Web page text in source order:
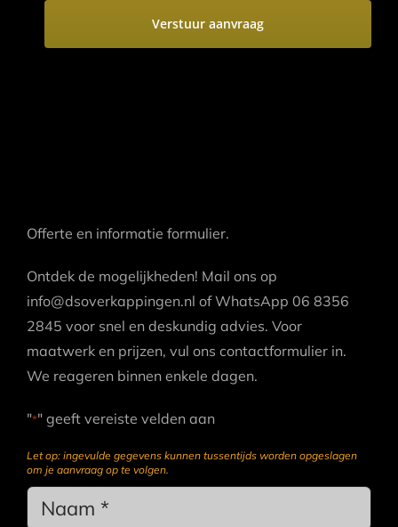
Offerte en informatie formulier.
Ontdek de mogelijkheden! Mail ons op
info@dsoverkappingen.nl of WhatsApp 06 8356
2845 voor snel en deskundig advies. Voor
maatwerk en prijzen, vul ons contactformulier in.
We reageren binnen enkele dagen.
"*" geeft vereiste velden aan
Let op: ingevulde gegevens kunnen tussentijds worden opgeslagen
om je aanvraag op te volgen.
Name
*